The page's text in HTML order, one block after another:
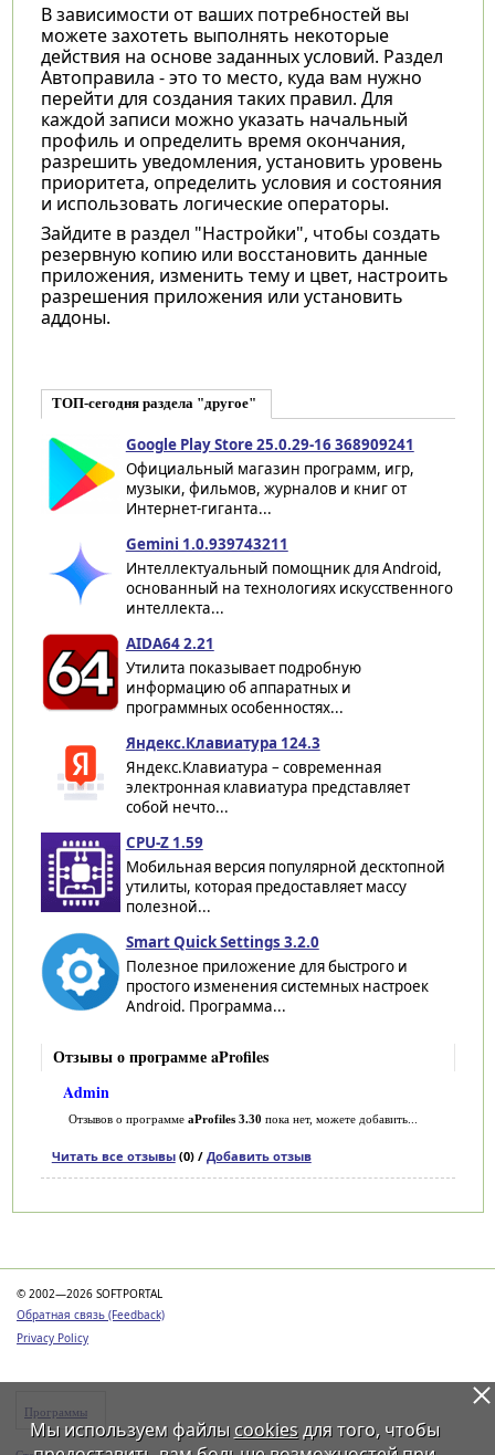
В зависимости от ваших потребностей вы
можете захотеть выполнять некоторые
действия на основе заданных условий. Раздел
Автоправила - это то место, куда вам нужно
перейти для создания таких правил. Для
каждой записи можно указать начальный
профиль и определить время окончания,
разрешить уведомления, установить уровень
приоритета, определить условия и состояния
и использовать логические операторы.
Зайдите в раздел "Настройки", чтобы создать
резервную копию или восстановить данные
приложения, изменить тему и цвет, настроить
разрешения приложения или установить
аддоны.
ТОП-сегодня раздела "другое"
Google Play Store 25.0.29-16 368909241
Официальный магазин программ, игр,
музыки, фильмов, журналов и книг от
Интернет-гиганта...
Gemini 1.0.939743211
Интеллектуальный помощник для Android,
основанный на технологиях искусственного
интеллекта...
AIDA64 2.21
Утилита показывает подробную
информацию об аппаратных и
программных особенностях...
Яндекс.Клавиатура 124.3
Яндекс.Клавиатура – современная
электронная клавиатура представляет
собой нечто...
CPU-Z 1.59
Мобильная версия популярной десктопной
утилиты, которая предоставляет массу
полезной...
Smart Quick Settings 3.2.0
Полезное приложение для быстрого и
простого изменения системных настроек
Android. Программа...
Отзывы о программе aProfiles
Admin
Отзывов о программе aProfiles 3.30 пока нет, можете добавить...
Читать все отзывы(0) / Добавить отзыв
© 2002—2026 SOFTPORTAL
Обратная связь (Feedback)
Privacy Policy
Программы
Мы используем файлы cookiesдля того, чтобы